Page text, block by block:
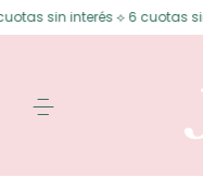
⟡ 6 cuotas sin interés